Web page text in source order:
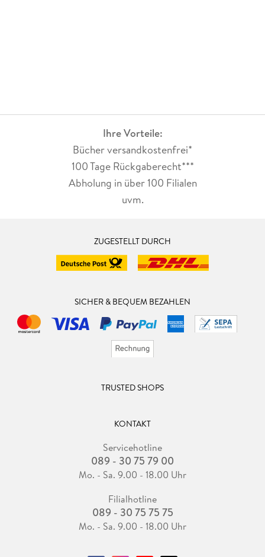
Ihre Vorteile:
Bücher versandkostenfrei*
100 Tage Rückgaberecht***
Abholung in über 100 Filialen
uvm.
ZUGESTELLT DURCH
SICHER & BEQUEM BEZAHLEN
TRUSTED SHOPS
KONTAKT
Servicehotline
089 - 30 75 79 00
Mo. - Sa. 9.00 - 18.00 Uhr
Filialhotline
089 - 30 75 75 75
Mo. - Sa. 9.00 - 18.00 Uhr